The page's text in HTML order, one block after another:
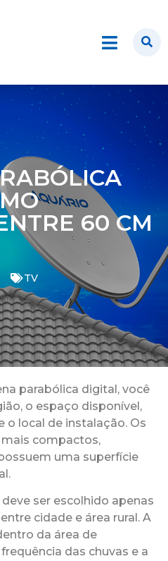
60 CM
TV
parabólica digital, você
o espaço disponível,
o local de instalação. Os
compactos,
uma superfície
ser escolhido apenas
cidade e área rural. A
da área de
das chuvas e a